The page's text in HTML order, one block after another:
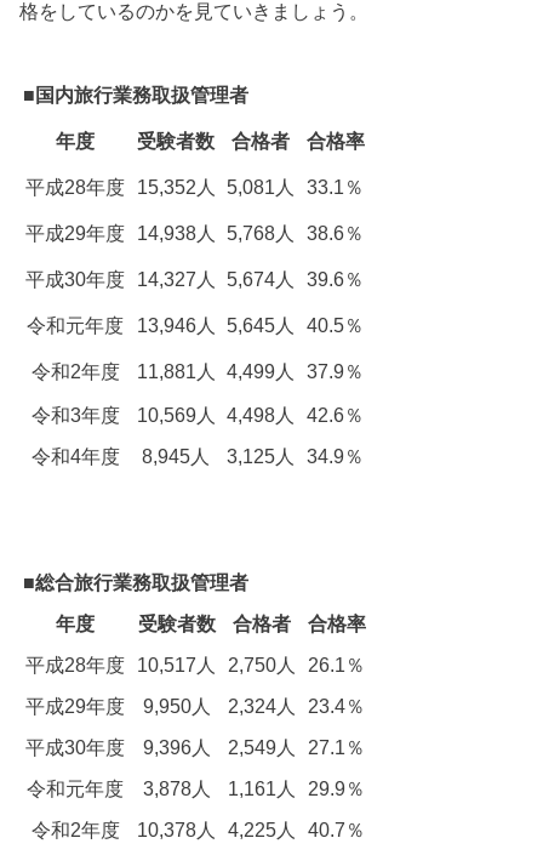
格をしているのかを見ていきましょう。
■国内旅行業務取扱管理者
年度 受験者数 合格者 合格率
平成28年度 15,352人 5,081人 33.1％
平成29年度 14,938人 5,768人 38.6％
平成30年度 14,327人 5,674人 39.6％
令和元年度 13,946人 5,645人 40.5％
令和2年度 11,881人 4,499人 37.9％
令和3年度 10,569人 4,498人
42.6％
令和4年度
8,945人 3,125人 34.9％
■総合旅行業務取扱管理者
年度
受験者数 合格者
合格率
平成28年度
10,517人 2,750人
26.1％
平成29年度
9,950人 2,324人
23.4％
平成30年度
9,396人 2,549人
27.1％
令和元年度
3,878人 1,161人
29.9％
令和2年度
10,378人 4,225人
40.7％